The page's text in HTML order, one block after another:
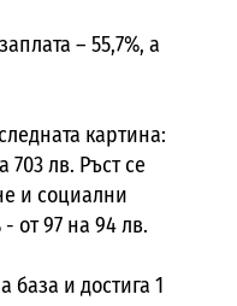
– 55,7%, а
картина:
лв. Ръст се
и социални
от 97 на 94 лв.
и достига 1